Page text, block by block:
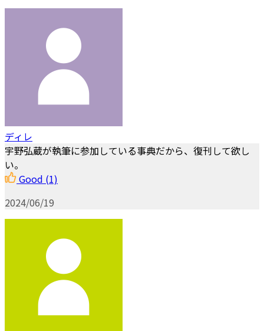
ディレ
宇野弘蔵が執筆に参加している事典だから、復刊して欲し
い。
Good (1)
2024/06/19